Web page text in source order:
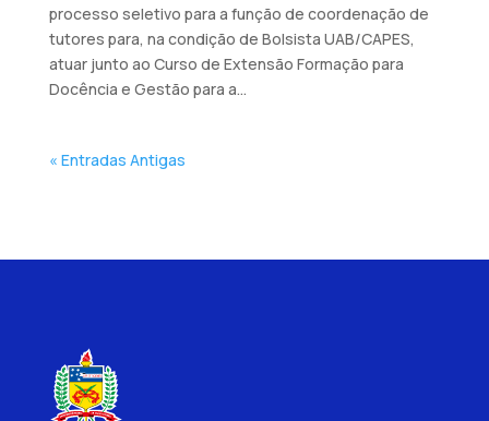
processo seletivo para a função de coordenação de
tutores para, na condição de Bolsista UAB/CAPES,
atuar junto ao Curso de Extensão Formação para
Docência e Gestão para a...
« Entradas Antigas